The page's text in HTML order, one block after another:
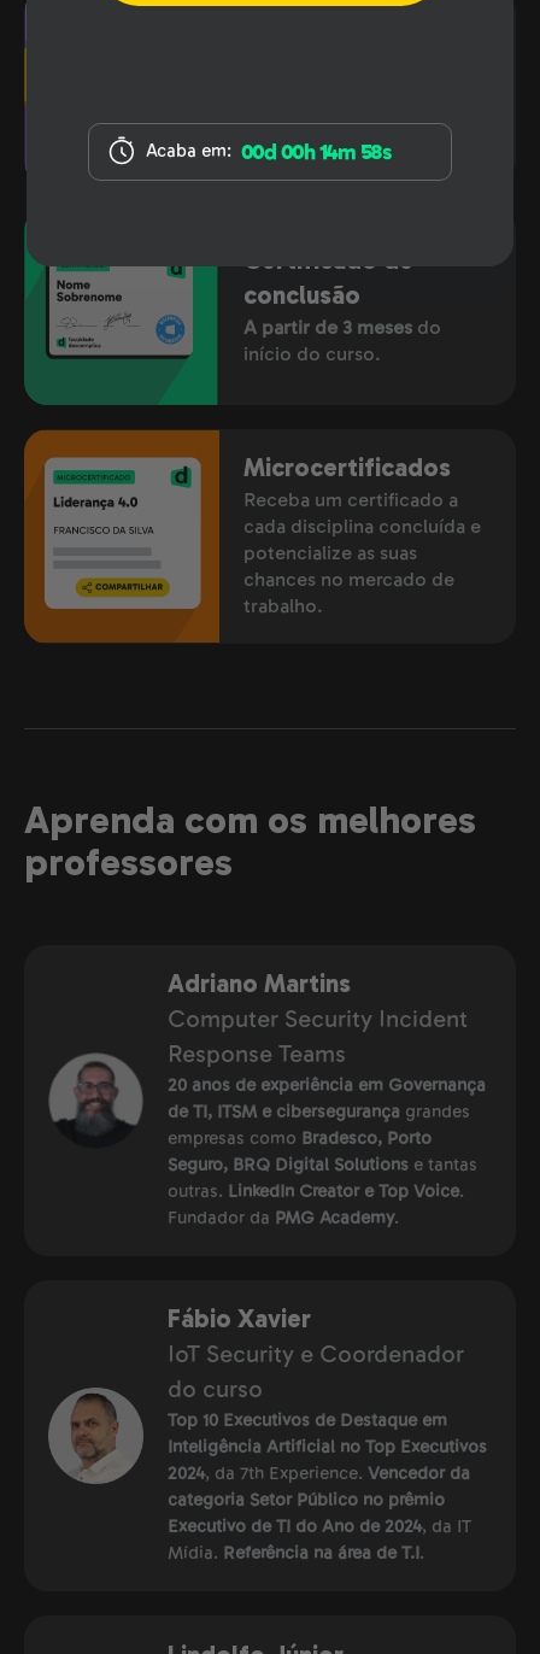
nota destaque no MEC.
Certificado de
conclusão
A partir de 3 meses do
início do curso.
Microcertificados
Receba um certificado a
cada disciplina concluída e
potencialize as suas
chances no mercado de
trabalho.
Aprenda com os melhores
professores
Adriano Martins
Computer Security Incident
Response Teams
20 anos de experiência em Governança
de TI, ITSM e cibersegurança grandes
empresas como Bradesco, Porto
Seguro, BRQ Digital Solutionse tantas
outras. LinkedIn Creator e Top Voice.
Fundador da PMG Academy.
Fábio Xavier
IoT Security e Coordenador
do curso
Top 10 Executivos de Destaque em
Inteligência Artificial no Top Executivos
2024, da 7th Experience. Vencedor da
categoria Setor Público no prêmio
Executivo de TI do Ano de 2024, da IT
Mídia. Referência na área de T.I.
Acaba em: 00d 00h 14m 57s